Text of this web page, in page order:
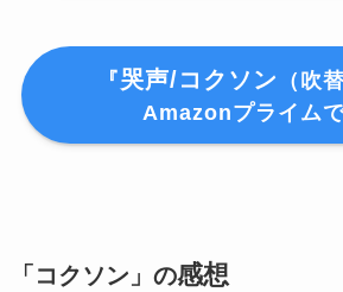
『哭声/コクソン （吹
Amazonプライム
「コクソン」の感想